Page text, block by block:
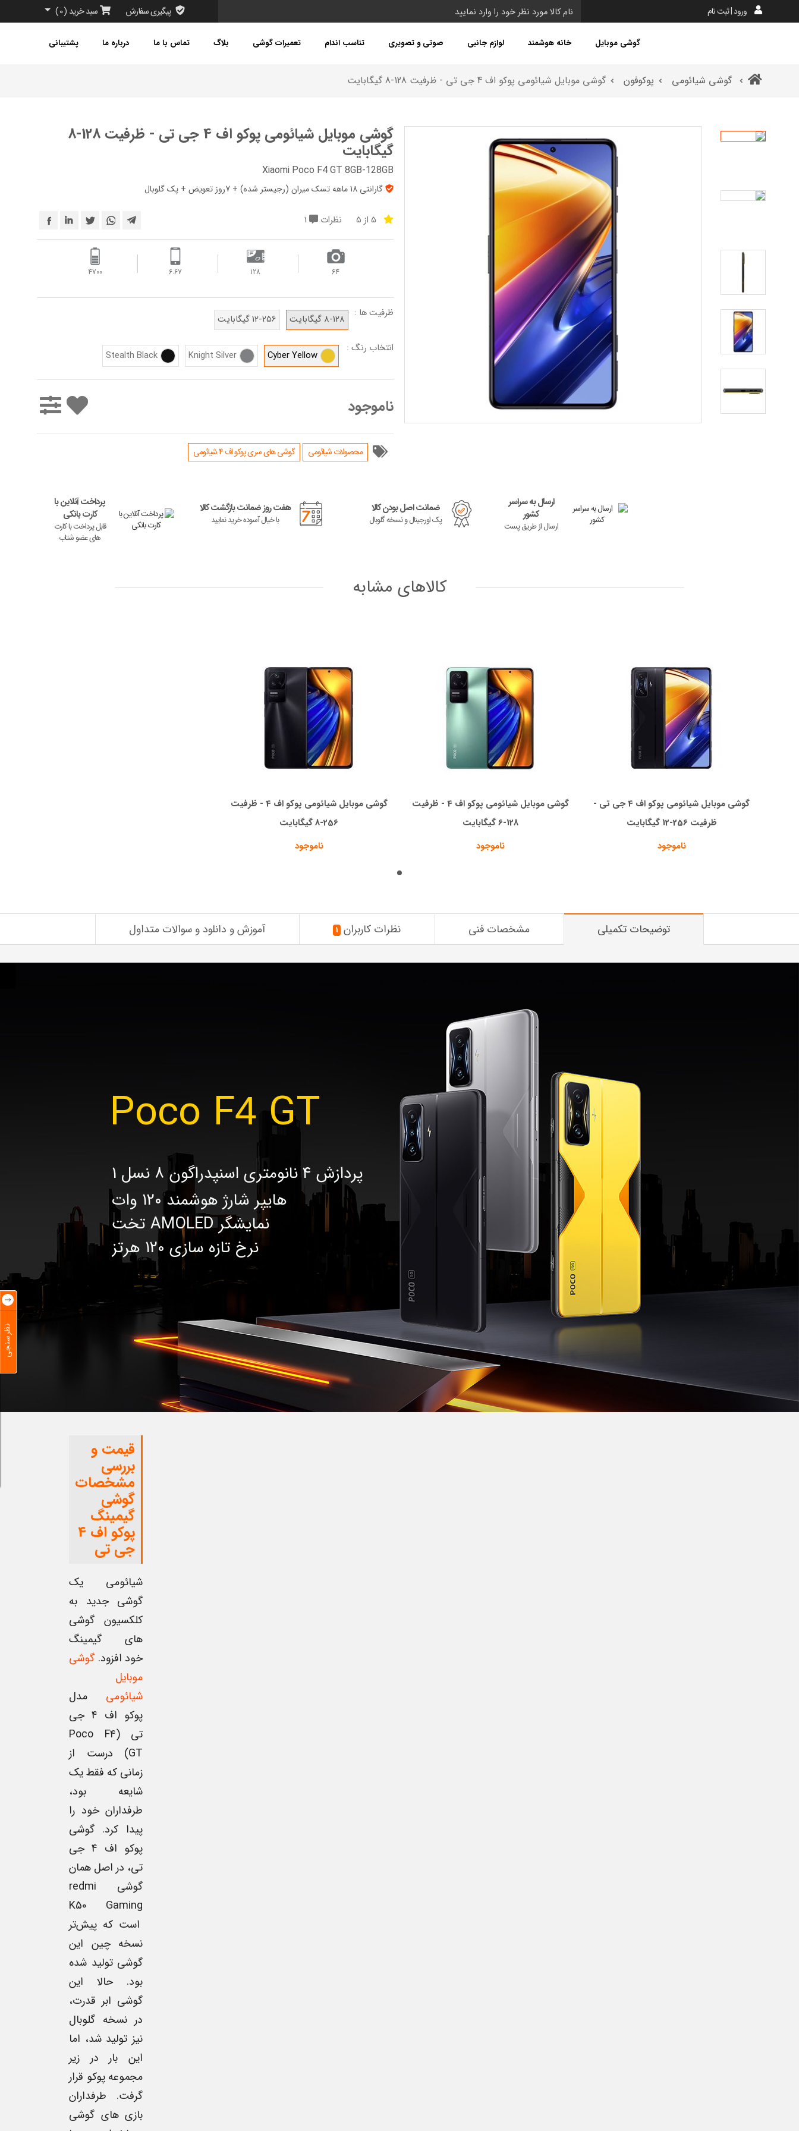
ورود | ثبت نام پیگیری سفارش سبد خرید (
0
)
گوشی موبایل خانه هوشمند لوازم جانبی صوتی و تصویری تناسب اندام تعمیرات گوشی بلاگ تماس با ما درباره ما پشتیبانی
گوشی شیائومی پوکوفون گوشی موبایل شیائومی پوکو اف 4 جی تی - ظرفیت 128-8 گیگابایت
گوشی موبایل شیائومی پوکو اف 4 جی تی - ظرفیت 128-8
گیگابایت
Xiaomi Poco F4 GT 8GB-128GB
گارانتی 18 ماهه تسک میران (رجیستر شده) + 7روز تعویض + پک‌ گلوبال
5 از 5 نظرات
64
128
6.67
4700
ظرفیت ها : 8-128 گیگابایت 12-256 گیگابایت
انتخاب رنگ :
Cyber Yellow
Knight Silver
Stealth Black
ناموجود
محصولات شیائومی گوشی های سری پوکو اف 4 شیائومی
ارسال به سراسر
کشور
ارسال از طریق پست
ضمانت اصل بودن کالا
پک اورجینال و نسخه گلوبال
هفت روز ضمانت بازگشت کالا
با خیال آسوده خرید نمایید
پرداخت آنلاین با
کارت بانکی
قابل پرداخت با کارت
های عضو شتاب
کالاهای مشابه
گوشی موبایل شیائومی پوکو اف 4 جی تی -
ظرفیت 256-12 گیگابایت
ناموجود
گوشی موبایل شیائومی پوکو اف 4 - ظرفیت
128-6 گیگابایت
ناموجود
گوشی موبایل شیائومی پوکو اف 4 - ظرفیت
256-8 گیگابایت
ناموجود
توضیحات تکمیلی مشخصات فنی نظرات کاربران 1 آموزش و دانلود و سوالات متداول
Poco F4 GT
پردازش 4 نانومتری اسنپدراگون 8 نسل 1
نرخ تازه سازی 120 هرتز
قیمت و
بررسی
مشخصات
گوشی
گیمینگ
پوکو اف 4
جی تی
شیائومی یک
گوشی جدید به
کلکسیون گوشی
های گیمینگ
خود افزود. گوشی
موبایل
شیائومی مدل
پوکو اف 4 جی
تی (Poco F4
GT) درست از
زمانی که فقط یک
شایعه بود،
طرفداران خود را
پیدا کرد. گوشی
پوکو اف 4 جی
تی، در اصل همان
گوشی redmi
K50 Gaming
است که پیش‌تر
نسخه چین این
گوشی تولید شده
بود. حالا این
گوشی ابر قدرت،
در نسخه گلوبال
نیز تولید شد، اما
این بار در زیر
مجموعه پوکو قرار
گرفت. طرفداران
بازی های گوشی
نظرسنجی